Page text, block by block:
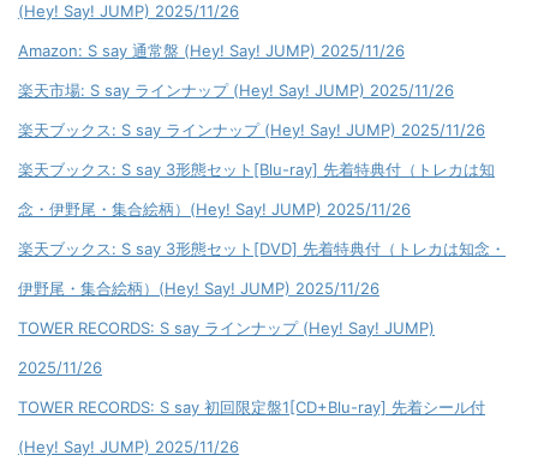
(Hey! Say! JUMP) 2025/11/26
Amazon: S say 通常盤 (Hey! Say! JUMP) 2025/11/26
楽天市場: S say ラインナップ (Hey! Say! JUMP) 2025/11/26
楽天ブックス: S say ラインナップ (Hey! Say! JUMP) 2025/11/26
楽天ブックス: S say 3形態セット[Blu-ray] 先着特典付（トレカは知
念・伊野尾・集合絵柄）(Hey! Say! JUMP) 2025/11/26
楽天ブックス: S say 3形態セット[DVD] 先着特典付（トレカは知念・
伊野尾・集合絵柄）(Hey! Say! JUMP) 2025/11/26
TOWER RECORDS: S say ラインナップ (Hey! Say! JUMP)
2025/11/26
TOWER RECORDS: S say 初回限定盤1[CD+Blu-ray] 先着シール付
(Hey! Say! JUMP) 2025/11/26